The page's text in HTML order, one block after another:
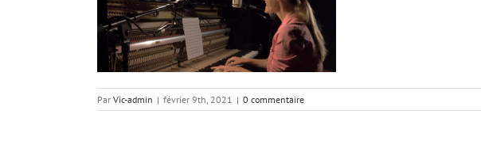
Par Vic-admin | février 9th, 2021 | 0 commentaire